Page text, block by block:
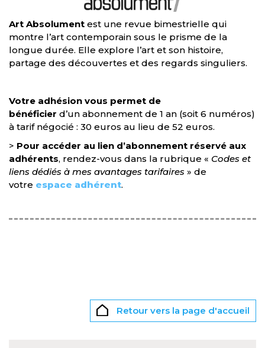
Art Absolument est une revue bimestrielle qui
montre l’art contemporain sous le prisme de la
longue durée. Elle explore l’art et son histoire,
partage des découvertes et des regards singuliers.
Votre adhésion vous permet de
bénéficier d’un abonnement de 1 an (soit 6 numéros)
à tarif négocié : 30 euros au lieu de 52 euros.
> Pour accéder au lien d’abonnement réservé aux
adhérents, rendez-vous dans la rubrique « Codes et
liens dédiés à mes avantages tarifaires » de
votre espace adhérent.
Retour vers la page d'accueil